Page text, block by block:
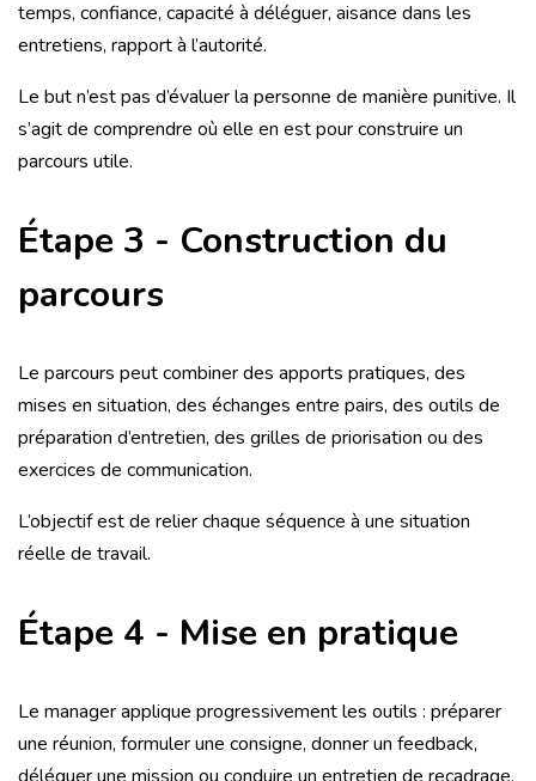
temps, confiance, capacité à déléguer, aisance dans les
entretiens, rapport à l’autorité.
Le but n’est pas d’évaluer la personne de manière punitive. Il
s’agit de comprendre où elle en est pour construire un
parcours utile.
Étape 3 - Construction du
parcours
Le parcours peut combiner des apports pratiques, des
mises en situation, des échanges entre pairs, des outils de
préparation d’entretien, des grilles de priorisation ou des
exercices de communication.
L’objectif est de relier chaque séquence à une situation
réelle de travail.
Étape 4 - Mise en pratique
Le manager applique progressivement les outils : préparer
une réunion, formuler une consigne, donner un feedback,